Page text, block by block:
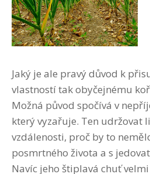
Jaký je ale pravý důvod k
vlastností tak obyčejnému
Možná původ spočívá v
který vyzařuje. Ten udržovat
vzdálenosti, proč by to
posmrtného života a s
Navíc jeho štiplavá chuť